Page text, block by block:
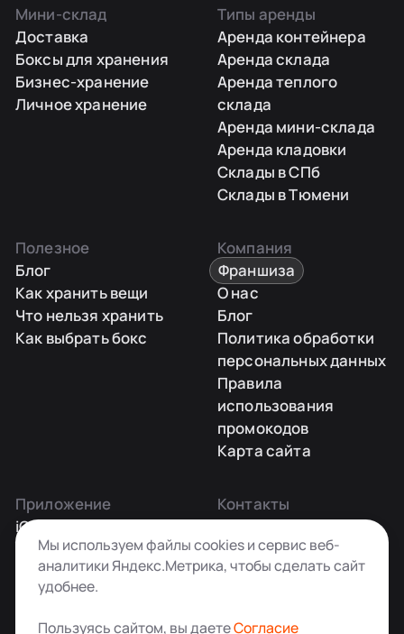
Мини-склад
Доставка
Боксы для хранения
Бизнес-хранение
Личное хранение
Типы аренды
Аренда контейнера
Аренда склада
Аренда теплого
склада
Аренда мини-склада
Аренда кладовки
Склады в СПб
Склады в Тюмени
Полезное
Блог
Как хранить вещи
Что нельзя хранить
Как выбрать бокс
Компания
Франшиза
О нас
Блог
Политика обработки
персональных данных
Правила
использования
промокодов
Карта сайта
Приложение
iOS
Android
Контакты
Заказать звонок
+7 495 181-55-45
info@kladovkin.ru
Мы используем файлы cookies и сервис веб-
аналитики Яндекс.Метрика, чтобы сделать сайт
удобнее.
Пользуясь сайтом, вы даетеСогласие